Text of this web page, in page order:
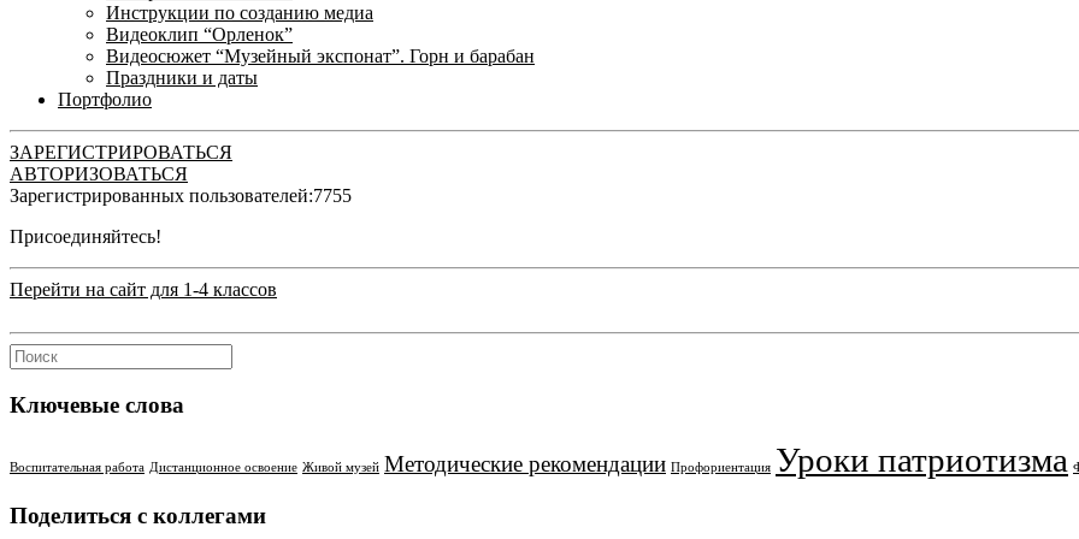
Инструкции по созданию медиа
Видеоклип “Орленок”
Видеосюжет “Музейный экспонат”. Горн и барабан
Праздники и даты
Портфолио
ЗАРЕГИСТРИРОВАТЬСЯ
АВТОРИЗОВАТЬСЯ
Зарегистрированных пользователей:7755
Присоединяйтесь!
Перейти на сайт для 1-4 классов
Ключевые слова
Воспитательная работа Дистанционное освоение Живой музей Методические рекомендации Профориентация Уроки патриотизма
Поделиться с коллегами